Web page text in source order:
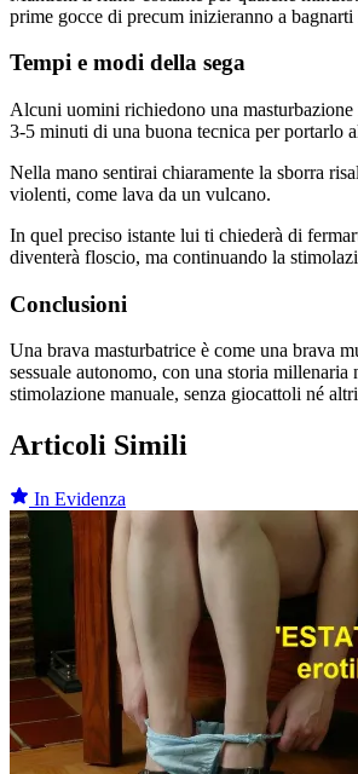
prime gocce di precum inizieranno a
Tempi e modi della sega
Alcuni uomini richiedono una masturbazione
3-5 minuti di una buona tecnica per portarlo
Nella mano sentirai chiaramente la sborra
violenti, come lava da un vulcano.
In quel preciso istante lui ti chiederà di
diventerà floscio, ma continuando la
Conclusioni
Una brava masturbatrice è come una brava
sessuale autonomo, con una storia
stimolazione manuale, senza giocattoli né
Articoli Simili
In Evidenza